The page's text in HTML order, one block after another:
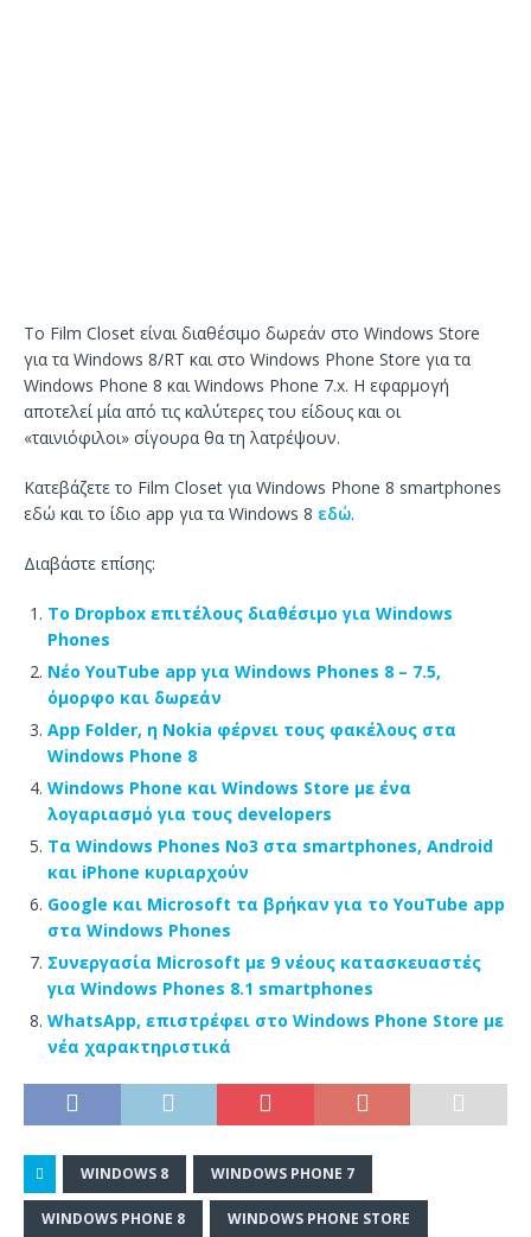
Το Film Closet είναι διαθέσιμο δωρεάν στο Windows Store
για τα Windows 8/RT και στο Windows Phone Store για τα
Windows Phone 8 και Windows Phone 7.x. Η εφαρμογή
αποτελεί μία από τις καλύτερες του είδους και οι
«ταινιόφιλοι» σίγουρα θα τη λατρέψουν.
Κατεβάζετε το Film Closet για Windows Phone 8 smartphones
εδώ και το ίδιο app για τα Windows 8 εδώ.
Διαβάστε επίσης:
Το Dropbox επιτέλους διαθέσιμο για Windows
Phones
Νέο YouTube app για Windows Phones 8 – 7.5,
όμορφο και δωρεάν
App Folder, η Nokia φέρνει τους φακέλους στα
Windows Phone 8
Windows Phone και Windows Store με ένα
λογαριασμό για τους developers
Τα Windows Phones Νο3 στα smartphones, Android
και iPhone κυριαρχούν
Google και Microsoft τα βρήκαν για το YouTube app
στα Windows Phones
Συνεργασία Microsoft με 9 νέους κατασκευαστές
για Windows Phones 8.1 smartphones
WhatsApp, επιστρέφει στο Windows Phone Store με
νέα χαρακτηριστικά
WINDOWS 8 WINDOWS PHONE 7
WINDOWS PHONE 8 WINDOWS PHONE STORE